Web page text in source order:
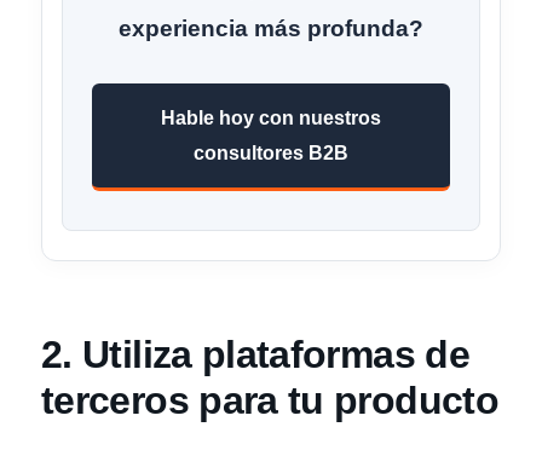
experiencia más profunda?
Hable hoy con nuestros
consultores B2B
2. Utiliza plataformas de
terceros para tu producto